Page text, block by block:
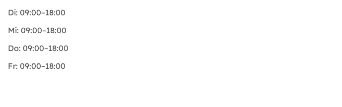
Di: 09:00–18:00
Mi: 09:00–18:00
Do: 09:00–18:00
Fr: 09:00–18:00